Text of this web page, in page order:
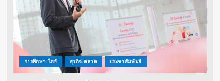
การศึกษา-ไอที ธุรกิจ-ตลาด ประชาสัมพันธ์